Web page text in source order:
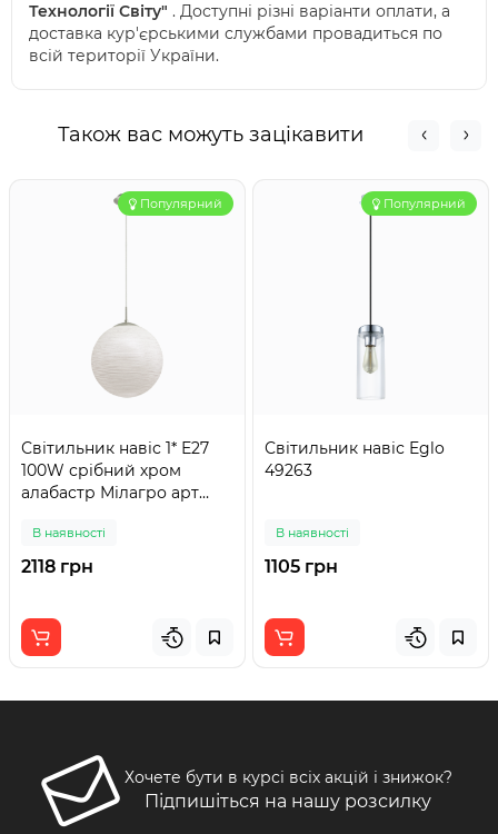
Технології Світу" . Доступні різні варіанти оплати, а
доставка кур'єрськими службами провадиться по
всій території України.
Також вас можуть зацікавити
Популярний
Світильник навіс 1* Е27
100W срібний хром
алабастр Мілагро арт
В наявності
2118 грн
Популярний
Світильник навіс Eglo
49263
В наявності
1105 грн
Хочете бути в курсі всіх акцій і знижок?
Підпишіться на нашу розсилку